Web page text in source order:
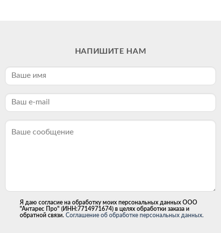
НАПИШИТЕ НАМ
Я даю согласие на обработку моих персональных данных ООО
"Антарес Про" (ИНН:7714971674) в целях обработки заказа и
обратной связи. Соглашение об обработке персональных данных.